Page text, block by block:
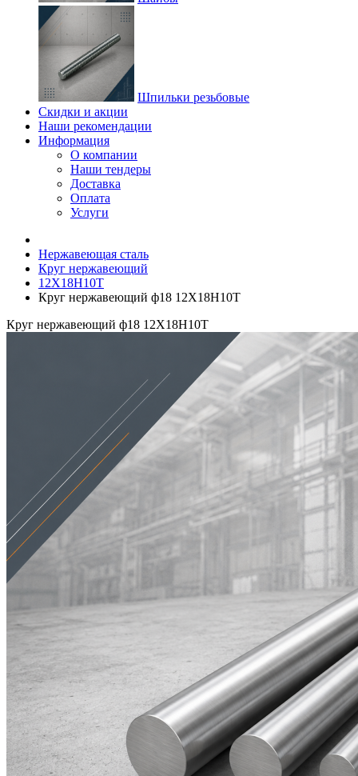
Шпильки резьбовые
Скидки и акции
Наши рекомендации
Информация
О компании
Наши тендеры
Доставка
Оплата
Услуги
Нержавеющая сталь
Круг нержавеющий
12Х18Н10Т
Круг нержавеющий ф18 12Х18Н10Т
Круг нержавеющий ф18 12Х18Н10Т